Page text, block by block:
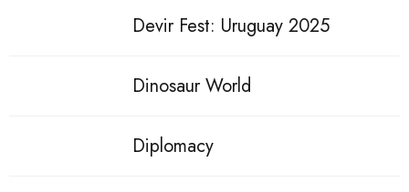
Devir Fest: Uruguay 2025
Dinosaur World
Diplomacy